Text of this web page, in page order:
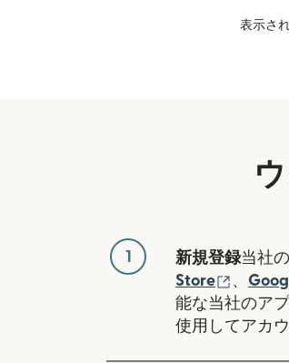
表示さ
1 新規登録当社の
Store
（別
、
能な当社のア
使用してアカ